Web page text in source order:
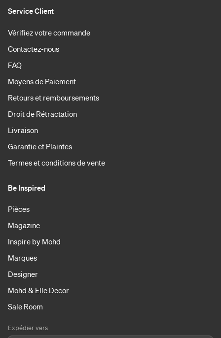
Service Client
Vérifiez votre commande
Contactez-nous
FAQ
Moyens de Paiement
Retours et remboursements
Droit de Rétractation
Livraison
Garantie et Plaintes
Termes et conditions de vente
Be Inspired
Pièces
Magazine
Inspire by Mohd
Marques
Designer
Mohd & Elle Decor
Sale Room
Expédier vers